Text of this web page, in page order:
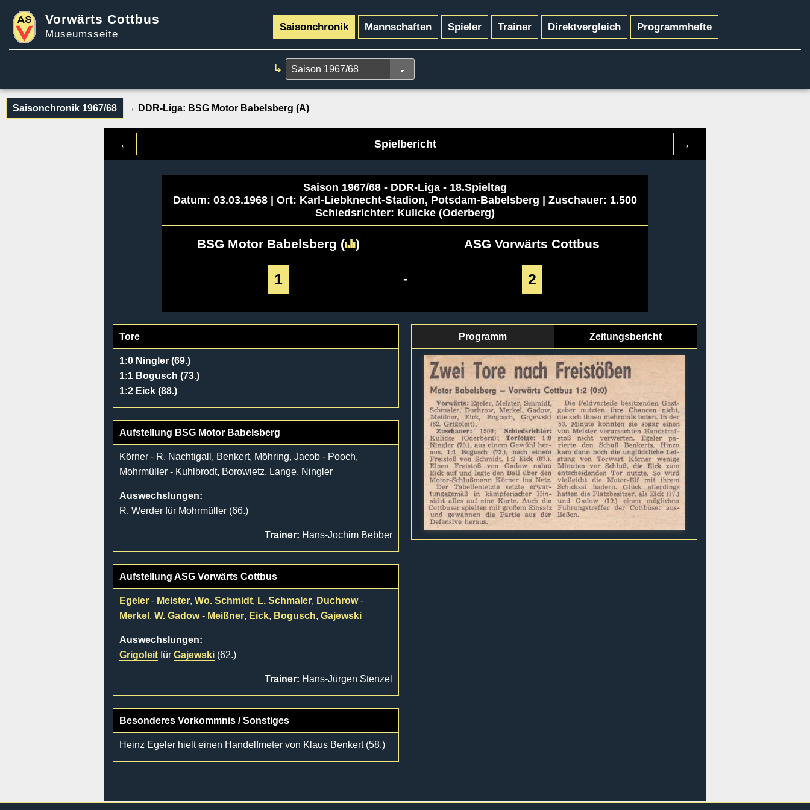
Vorwärts Cottbus
Museumsseite
Saisonchronik Mannschaften Spieler Trainer Direktvergleich Programmhefte
↳
Saisonchronik 1967/68 → DDR-Liga: BSG Motor Babelsberg (A)
← Spielbericht →
Saison 1967/68 - DDR-Liga - 18.Spieltag
Datum: 03.03.1968 | Ort: Karl-Liebknecht-Stadion, Potsdam-Babelsberg | Zuschauer: 1.500
Schiedsrichter: Kulicke (Oderberg)
BSG Motor Babelsberg ( ) ASG Vorwärts Cottbus
1 - 2
Programm Zeitungsbericht
Tore
1:0 Ningler (69.)
1:1 Bogusch (73.)
1:2 Eick (88.)
Aufstellung BSG Motor Babelsberg
Körner - R. Nachtigall, Benkert, Möhring, Jacob - Pooch,
Mohrmüller - Kuhlbrodt, Borowietz, Lange, Ningler
Auswechslungen:
R. Werder für Mohrmüller (66.)
Trainer: Hans-Jochim Bebber
Aufstellung ASG Vorwärts Cottbus
Egeler - Meister, Wo. Schmidt, L. Schmaler, Duchrow-
Merkel , W. Gadow- Meißner, Eick, Bogusch, Gajewski
Auswechslungen:
Grigoleit für Gajewski (62.)
Trainer: Hans-Jürgen Stenzel
Besonderes Vorkommnis / Sonstiges
Heinz Egeler hielt einen Handelfmeter von Klaus Benkert (58.)